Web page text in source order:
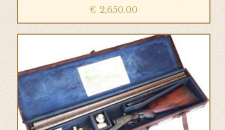
€ 2,650.00